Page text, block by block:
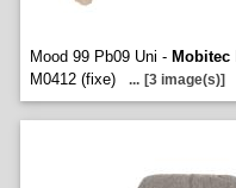
Mood 99 Pb09 Uni - Mobitec
M0412 (fixe)
... [3 image(s)]